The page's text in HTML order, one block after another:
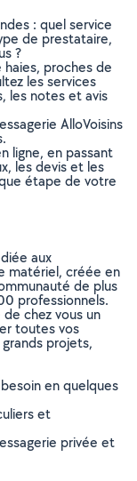
: quel service
de prestataire,
?
proches de
les services
les notes et avis
AlloVoisins
ligne, en passant
les devis et les
étape de votre
aux
matériel, créée en
de plus
professionnels.
chez vous un
toutes vos
projets,
en quelques
et
privée et